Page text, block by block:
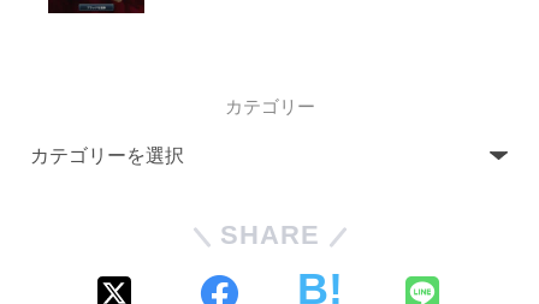
カテゴリー
SHARE